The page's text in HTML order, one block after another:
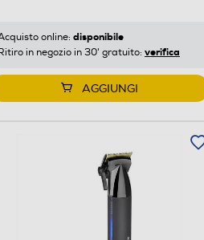
online: disponibile
in negozio in 30' gratuito: verifica
AGGIUNGI